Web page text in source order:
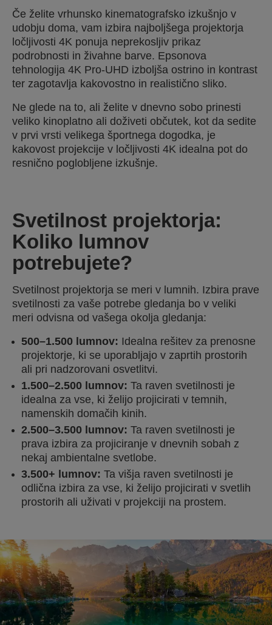
Če želite vrhunsko kinematografsko izkušnjo v
udobju doma, vam izbira najboljšega projektorja
ločljivosti 4K ponuja neprekosljiv prikaz
podrobnosti in živahne barve. Epsonova
tehnologija 4K Pro-UHD izboljša ostrino in kontrast
ter zagotavlja kakovostno in realistično sliko.
Ne glede na to, ali želite v dnevno sobo prinesti
veliko kinoplatno ali doživeti občutek, kot da sedite
v prvi vrsti velikega športnega dogodka, je
kakovost projekcije v ločljivosti 4K idealna pot do
resnično poglobljene izkušnje.
Svetilnost projektorja:
Koliko lumnov
potrebujete?
Svetilnost projektorja se meri v lumnih. Izbira prave
svetilnosti za vaše potrebe gledanja bo v veliki
meri odvisna od vašega okolja gledanja:
500–1.500 lumnov: Idealna rešitev za prenosne
projektorje, ki se uporabljajo v zaprtih prostorih
ali pri nadzorovani osvetlitvi.
1.500–2.500 lumnov: Ta raven svetilnosti je
idealna za vse, ki želijo projicirati v temnih,
namenskih domačih kinih.
2.500–3.500 lumnov: Ta raven svetilnosti je
prava izbira za projiciranje v dnevnih sobah z
nekaj ambientalne svetlobe.
3.500+ lumnov: Ta višja raven svetilnosti je
odlična izbira za vse, ki želijo projicirati v svetlih
prostorih ali uživati v projekciji na prostem.